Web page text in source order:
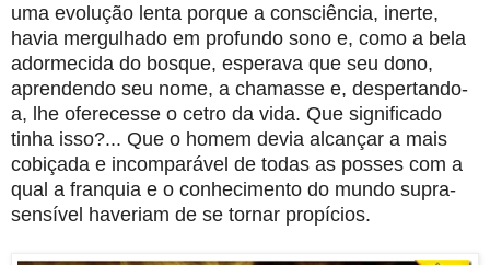
uma evolução lenta porque a consciência, inerte,
havia mergulhado em profundo sono e, como a bela
adormecida do bosque, esperava que seu dono,
aprendendo seu nome, a chamasse e, despertando-
a, lhe oferecesse o cetro da vida. Que significado
tinha isso?... Que o homem devia alcançar a mais
cobiçada e incomparável de todas as posses com a
qual a franquia e o conhecimento do mundo supra-
sensível haveriam de se tornar propícios.